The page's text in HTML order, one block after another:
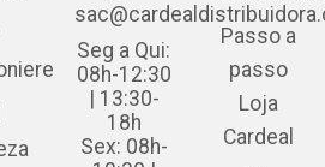
Seg a Qui:
08h-12:30
| 13:30-
18h
Sex: 08h-
Passo a
passo
Loja
Cardeal